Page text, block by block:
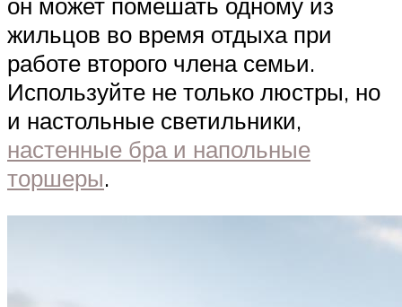
жильцов во время отдыха при
работе второго члена семьи.
Используйте не только люстры, но
и настольные светильники,
настенные бра и напольные
торшеры.